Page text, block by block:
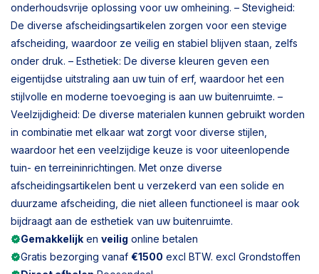
onderhoudsvrije oplossing voor uw omheining. – Stevigheid:
De diverse afscheidingsartikelen zorgen voor een stevige
afscheiding, waardoor ze veilig en stabiel blijven staan, zelfs
onder druk. – Esthetiek: De diverse kleuren geven een
eigentijdse uitstraling aan uw tuin of erf, waardoor het een
stijlvolle en moderne toevoeging is aan uw buitenruimte. –
Veelzijdigheid: De diverse materialen kunnen gebruikt worden
in combinatie met elkaar wat zorgt voor diverse stijlen,
waardoor het een veelzijdige keuze is voor uiteenlopende
tuin- en terreininrichtingen. Met onze diverse
afscheidingsartikelen bent u verzekerd van een solide en
duurzame afscheiding, die niet alleen functioneel is maar ook
bijdraagt aan de esthetiek van uw buitenruimte.
Gemakkelijk en veilig online betalen
Gratis bezorging vanaf €1500 excl BTW. excl Grondstoffen